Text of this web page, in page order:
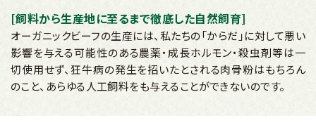
[飼料から生産地に至るまで徹底した自然飼育]
オーガニックビーフの生産には、私たちの「からだ」に対して悪い
影響を与える可能性のある農薬‧成長ホルモン‧殺虫剤等は一
切使用せず、狂牛病の発生を招いたとされる肉骨粉はもちろん
のこと、あらゆる人工飼料をも与えることができないのです。